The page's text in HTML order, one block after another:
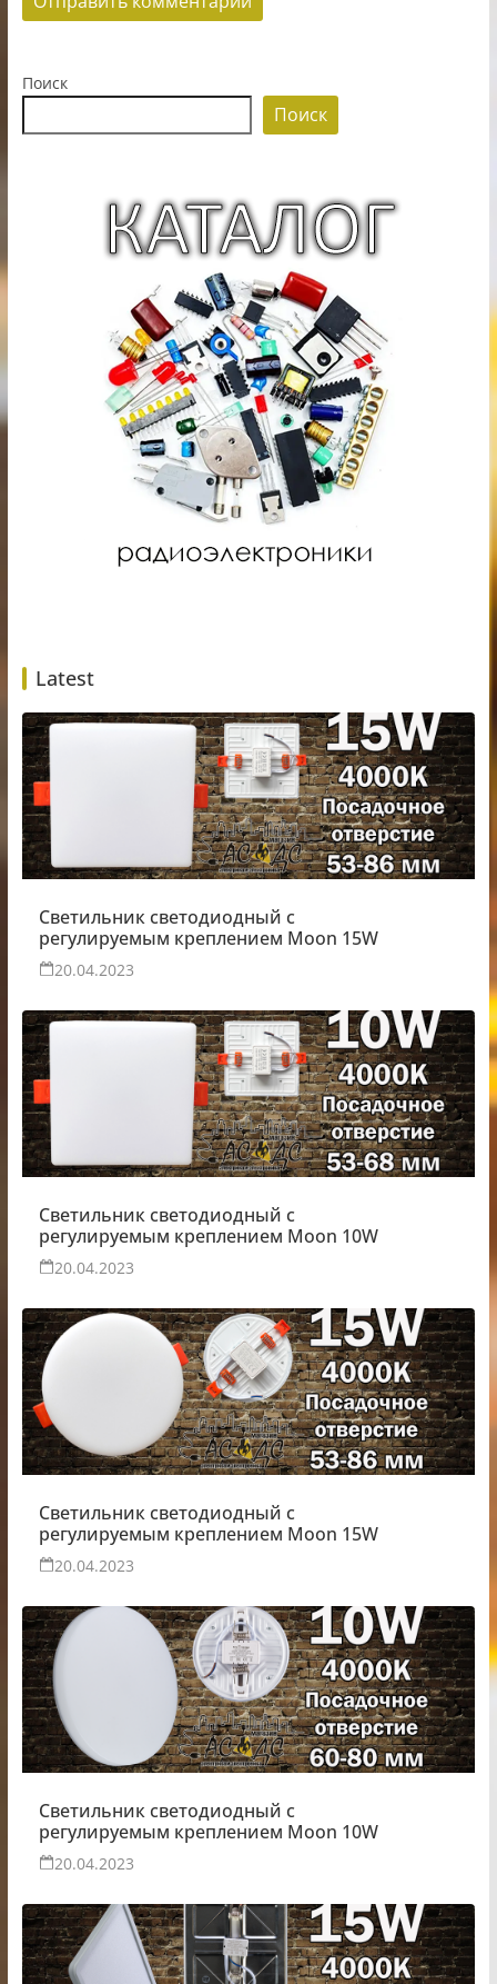
Поиск
Поиск
Latest
Светильник светодиодный с
регулируемым креплением Moon 15W
20.04.2023
Светильник светодиодный с
регулируемым креплением Moon 10W
20.04.2023
Светильник светодиодный с
регулируемым креплением Moon 15W
20.04.2023
Светильник светодиодный с
регулируемым креплением Moon 10W
20.04.2023